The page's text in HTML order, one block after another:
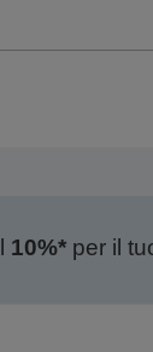
10%*per il